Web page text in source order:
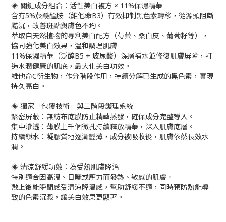
◈ 關鍵成分組合：活性美白複方 × 11%保濕精華
含有5%菸鹼醯胺（維他命B3）有效抑制黑色素轉移，從源頭阻斷
黯沉，改善斑點與膚色不均。
萃取自天然植物的專利美白配方（芍藥、桑白皮、葡萄籽等），
協同強化美白效果，溫和調理肌膚
11%保濕精華（泛醇B5 + 玻尿酸）深層補水並修復肌膚屏障，打
造水潤健康的肌底，最大化美白功效。
維他命C衍生物，作分階段作用，持續分解已生成的黑色素，實現
持久亮白。
◈ 獨家「包覆技術」與三階段護理系統
緊密屏蔽：無紡布底膜防止精華蒸發，確保成分完整導入。
集中滲透：薄膜上千個微孔持續釋放精華，深入肌膚底層。
持續鎖水：凝膠質地逐漸變薄，成分被吸收後，肌膚依然長效水
潤。
◈ 清涼舒緩功效：為受熱肌膚降溫
特別適合因高溫、日曬或壓力而發熱、敏感的肌膚。
敷上後能瞬間感受清涼降溫感，幫助舒緩不適，同時預防熱能導
致的色素沉澱，讓美白效果更顯著。